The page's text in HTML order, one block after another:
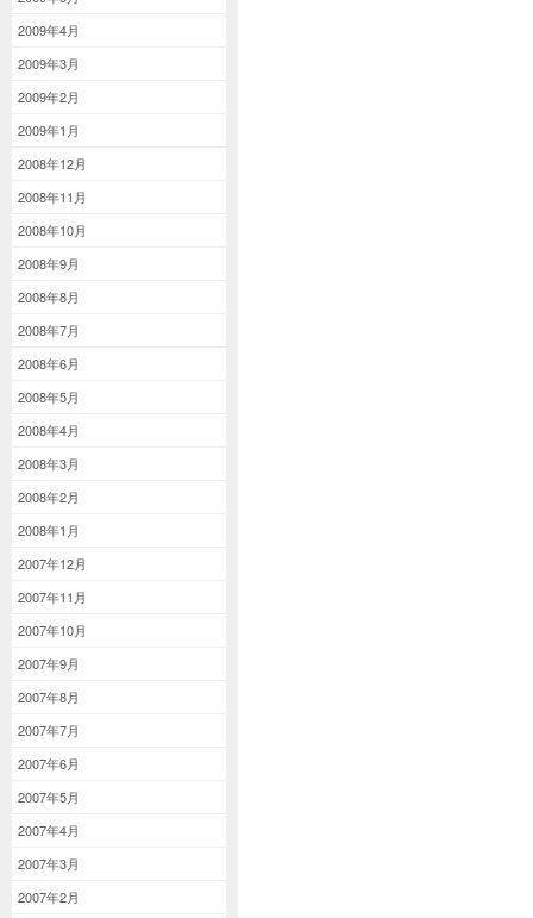
2009年4月
2009年3月
2009年2月
2009年1月
2008年12月
2008年11月
2008年10月
2008年9月
2008年8月
2008年7月
2008年6月
2008年5月
2008年4月
2008年3月
2008年2月
2008年1月
2007年12月
2007年11月
2007年10月
2007年9月
2007年8月
2007年7月
2007年6月
2007年5月
2007年4月
2007年3月
2007年2月